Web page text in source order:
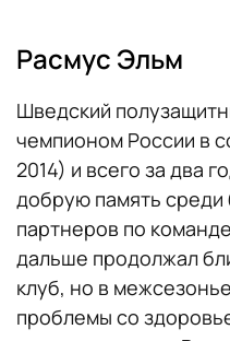
Расмус Эльм
Шведский
чемпионом России в
2014) и всего за два
добрую память среди
партнеров по
дальше продолжал
клуб, но в
проблемы со